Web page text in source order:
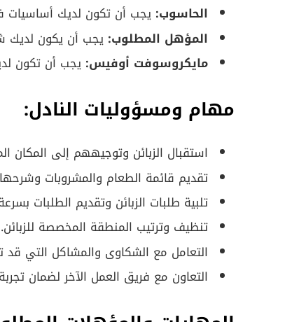
الحاسوب: يجب أن تكون لديك أساسيات
المؤهل المطلوب: يجب أن يكون لديك شهادة
مايكروسوفت أوفيس: يجب أن تكون
مهام ومسؤوليات النادل:
استقبال الزبائن وتوجيههم إلى المكان
تقديم قائمة الطعام والمشروبات وشرحها
تلبية طلبات الزبائن وتقديم الطلبات
تنظيف وترتيب المنطقة المخصصة للزبائن.
التعامل مع الشكاوى والمشاكل التي قد
التعاون مع فريق العمل الآخر لضمان